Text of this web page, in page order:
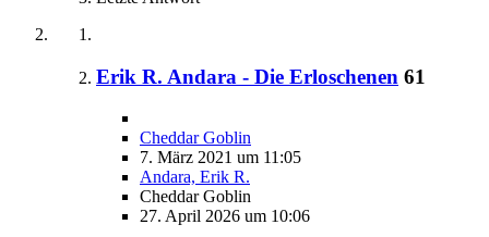
Erik R. Andara - Die Erloschenen 61
Cheddar Goblin
7. März 2021 um 11:05
Andara, Erik R.
Cheddar Goblin
27. April 2026 um 10:06